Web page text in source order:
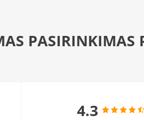
PASIRINKIMAS
4.3